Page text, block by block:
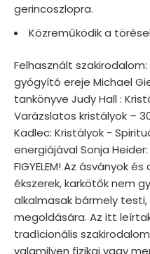
gerincoszlopra.
Közreműködik a
Felhasznált szakirodalom:
gyógyító ereje Michael
tankönyve Judy Hall :
Varázslatos kristályok –
Kadlec: Kristályok -
energiájával Sonja
FIGYELEM! Az ásványok
ékszerek, karkötők nem
alkalmasak bármely
megoldására. Az itt
tradícionális
valamilyen fizikai vagy